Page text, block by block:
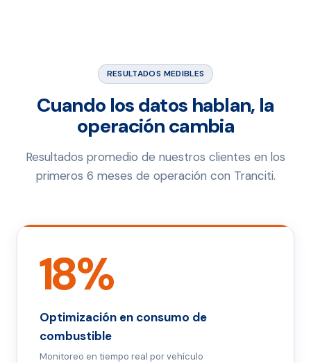
RESULTADOS MEDIBLES
Cuando los datos hablan, la
operación cambia
Resultados promedio de nuestros clientes en los
primeros 6 meses de operación con Tranciti.
18%
Optimización en consumo de
combustible
Monitoreo en tiempo real por vehículo